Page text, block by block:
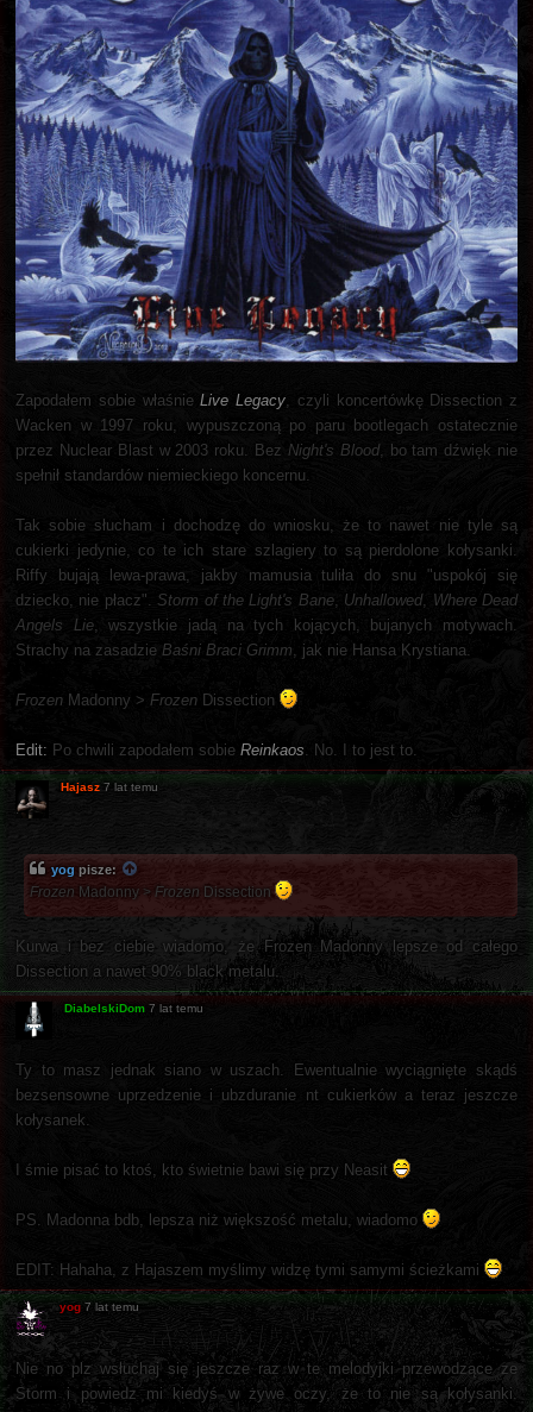
Zapodałem sobie właśnieLive Legacy, czyli koncertówkę Dissection z
Wacken w 1997 roku, wypuszczoną po paru bootlegach ostatecznie
przez Nuclear Blast w 2003 roku. Bez Night's Blood, bo tam dźwięk nie
spełnił standardów niemieckiego koncernu.
Tak sobie słucham i dochodzę do wniosku, że to nawet nie tyle są
cukierki jedynie, co te ich stare szlagiery to są pierdolone kołysanki.
Riffy bujają lewa-prawa, jakby mamusia tuliła do snu "uspokój się
dziecko, nie płacz". Storm of the Light's Bane, Unhallowed, Where Dead
Angels Lie, wszystkie jadą na tych kojących, bujanych motywach.
Strachy na zasadzie Baśni Braci Grimm, jak nie Hansa Krystiana.
Frozen Madonny > Frozen Dissection
Edit: Po chwili zapodałem sobie Reinkaos. No. I to jest to.
Hajasz 7 lat temu
yog pisze:
Frozen Madonny > Frozen Dissection
Kurwa i bez ciebie wiadomo, że Frozen Madonny lepsze od całego
Dissection a nawet 90% black metalu.
DiabelskiDom 7 lat temu
Ty to masz jednak siano w uszach. Ewentualnie wyciągnięte skądś
bezsensowne uprzedzenie i ubzduranie nt cukierków a teraz jeszcze
kołysanek.
I śmie pisać to ktoś, kto świetnie bawi się przy Neasit
PS. Madonna bdb, lepsza niż większość metalu, wiadomo
EDIT: Hahaha, z Hajaszem myślimy widzę tymi samymi ścieżkami
yog 7 lat temu
Nie no plz wsłuchaj się jeszcze raz w te melodyjki przewodzące ze
Storm i powiedz mi kiedyś w żywe oczy, że to nie są kołysanki.